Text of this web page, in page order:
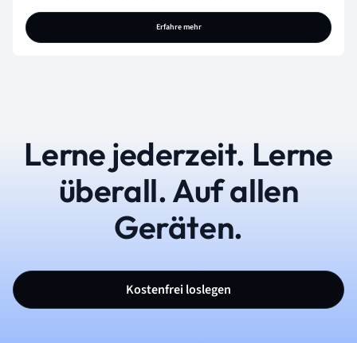
Erfahre mehr
Lerne jederzeit. Lerne
überall. Auf allen
Geräten.
Kostenfrei loslegen